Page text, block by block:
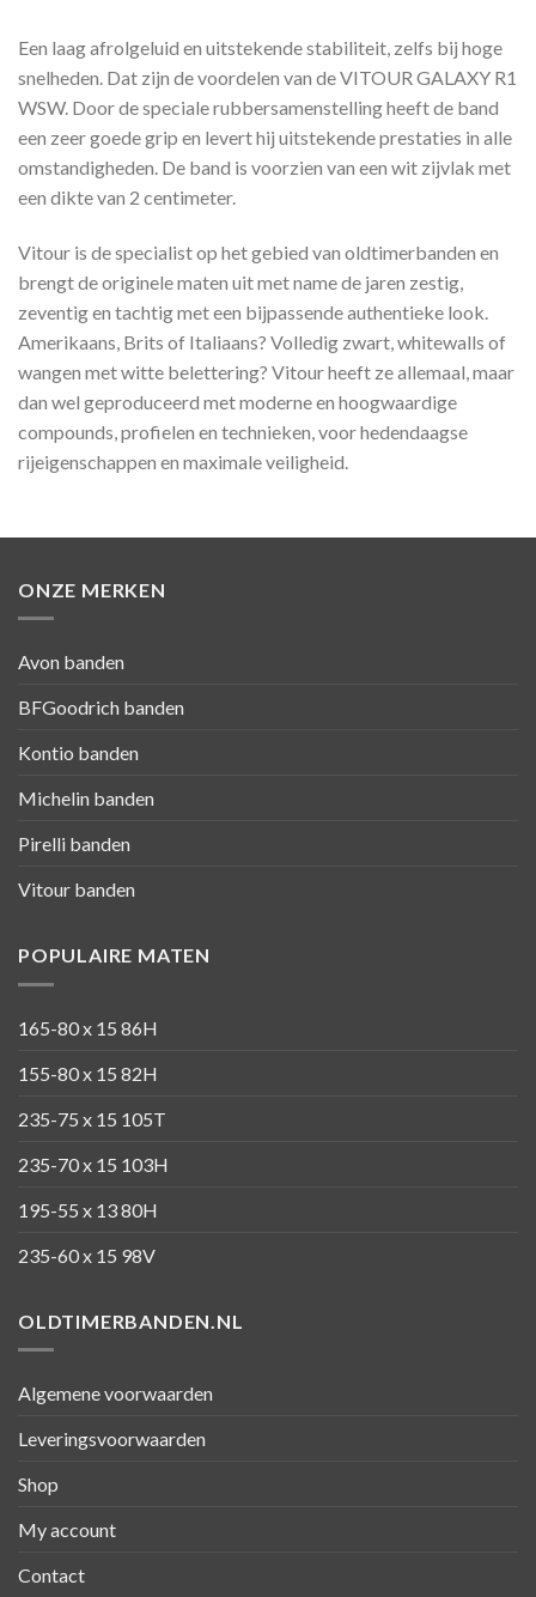
Een laag afrolgeluid en uitstekende stabiliteit, zelfs bij hoge
snelheden. Dat zijn de voordelen van de VITOUR GALAXY R1
WSW. Door de speciale rubbersamenstelling heeft de band
een zeer goede grip en levert hij uitstekende prestaties in alle
omstandigheden. De band is voorzien van een wit zijvlak met
een dikte van 2 centimeter.
Vitour is de specialist op het gebied van oldtimerbanden en
brengt de originele maten uit met name de jaren zestig,
zeventig en tachtig met een bijpassende authentieke look.
Amerikaans, Brits of Italiaans? Volledig zwart, whitewalls of
wangen met witte belettering? Vitour heeft ze allemaal, maar
dan wel geproduceerd met moderne en hoogwaardige
compounds, profielen en technieken, voor hedendaagse
rijeigenschappen en maximale veiligheid.
ONZE MERKEN
Avon banden
BFGoodrich banden
Kontio banden
Michelin banden
Pirelli banden
Vitour banden
POPULAIRE MATEN
165-80 x 15 86H
155-80 x 15 82H
235-75 x 15 105T
235-70 x 15 103H
195-55 x 13 80H
235-60 x 15 98V
OLDTIMERBANDEN.NL
Algemene voorwaarden
Leveringsvoorwaarden
Shop
My account
Contact